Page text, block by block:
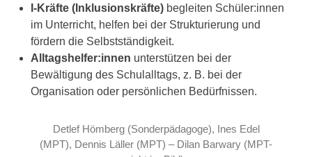
I-Kräfte (Inklusionskräfte) begleiten Schüler:innen
im Unterricht, helfen bei der Strukturierung und
fördern die Selbstständigkeit.
Alltagshelfer:innen unterstützen bei der
Bewältigung des Schulalltags, z. B. bei der
Organisation oder persönlichen Bedürfnissen.
Detlef Hömberg (Sonderpädagoge), Ines Edel
(MPT), Dennis Läller (MPT) – Dilan Barwary (MPT-